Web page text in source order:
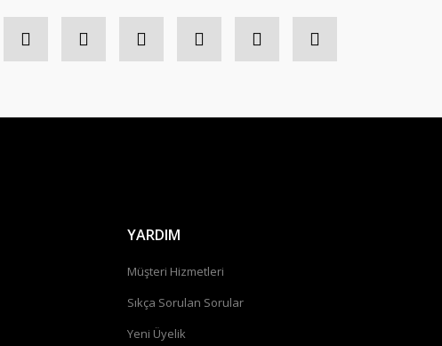
YARDIM
Müşteri Hizmetleri
Sıkça Sorulan Sorular
Yeni Üyelik